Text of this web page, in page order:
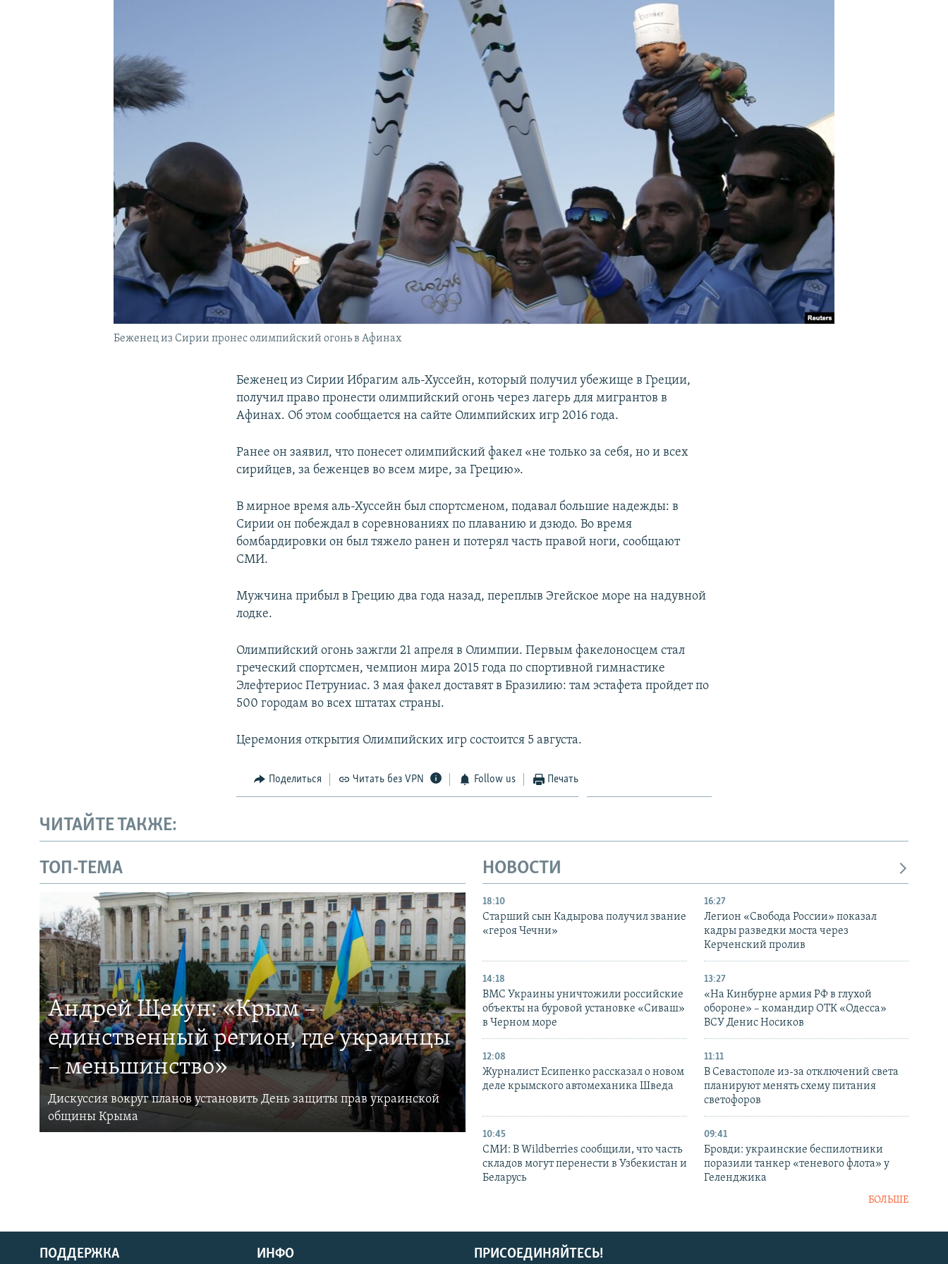
УКРАИНСКАЯ ПРОБЛЕМА КРЫМА
Беженец из Сирии пронес олимпийский огонь в Афинах
Беженец из Сирии Ибрагим аль-Хуссейн, который получил убежище в Греции,
получил право пронести олимпийский огонь через лагерь для мигрантов в
Афинах. Об этом сообщается на сайте Олимпийских игр 2016 года.
Ранее он заявил, что понесет олимпийский факел «не только за себя, но и всех
сирийцев, за беженцев во всем мире, за Грецию».
В мирное время аль-Хуссейн был спортсменом, подавал большие надежды: в
Сирии он побеждал в соревнованиях по плаванию и дзюдо. Во время
бомбардировки он был тяжело ранен и потерял часть правой ноги, сообщают
СМИ.
Мужчина прибыл в Грецию два года назад, переплыв Эгейское море на надувной
лодке.
Олимпийский огонь зажгли 21 апреля в Олимпии. Первым факелоносцем стал
греческий спортсмен, чемпион мира 2015 года по спортивной гимнастике
Элефтериос Петруниас. 3 мая факел доставят в Бразилию: там эстафета пройдет по
500 городам во всех штатах страны.
Церемония открытия Олимпийских игр состоится 5 августа.
Поделиться Читать без VPN Follow us Печать
ЧИТАЙТЕ ТАКЖЕ:
ТОП-ТЕМА
Андрей Щекун: «Крым –
единственный регион, где украинцы
– меньшинство»
Дискуссия вокруг планов установить День защиты прав украинской
общины Крыма
НОВОСТИ
18:10
Старший сын Кадырова получил звание
«героя Чечни»
16:27
Легион «Свобода России» показал
кадры разведки моста через
Керченский пролив
14:18
ВМС Украины уничтожили российские
объекты на буровой установке «Сиваш»
в Черном море
13:27
«На Кинбурне армия РФ в глухой
обороне» – командир ОТК «Одесса»
ВСУ Денис Носиков
12:08
Журналист Есипенко рассказал о новом
деле крымского автомеханика Шведа
11:11
В Севастополе из-за отключений света
планируют менять схему питания
светофоров
10:45
СМИ: В Wildberries сообщили, что часть
складов могут перенести в Узбекистан и
Беларусь
09:41
Бровди: украинские беспилотники
поразили танкер «теневого флота» у
Геленджика
БОЛЬШЕ
ПРИСОЕДИНЯЙТЕСЬ!
ПОДДЕРЖКА ИНФО